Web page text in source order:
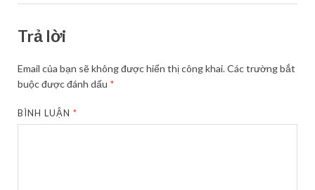
Trả lời
Email của bạn sẽ không được hiển thị công khai.Các trường bắt
buộc được đánh dấu *
BÌNH LUẬN*